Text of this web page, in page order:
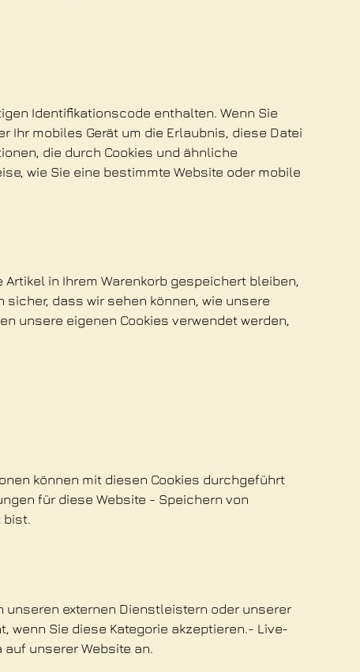
Identifikationscode enthalten. Wenn Sie
Ihr mobiles Gerät um die Erlaubnis, diese Datei
die durch Cookies und ähnliche
wie Sie eine bestimmte Website oder mobile
in Ihrem Warenkorb gespeichert bleiben,
dass wir sehen können, wie unsere
unsere eigenen Cookies verwendet werden,
können mit diesen Cookies durchgeführt
für diese Website - Speichern von
bist.
unseren externen Dienstleistern oder unserer
wenn Sie diese Kategorie akzeptieren.- Live-
unserer Website an.